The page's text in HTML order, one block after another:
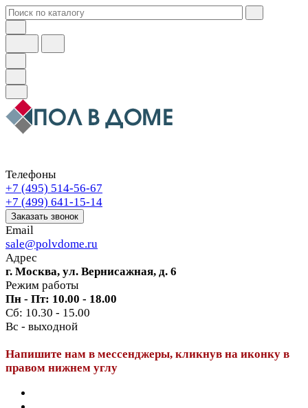
Телефоны
+7 (495) 514-56-67
+7 (499) 641-15-14
Заказать звонок
Email
sale@polvdome.ru
Адрес
г. Москва, ул. Вернисажная, д. 6
Режим работы
Пн - Пт: 10.00 - 18.00
Сб: 10.30 - 15.00
Вс - выходной
Напишите нам в мессенджеры, кликнув на иконку в
правом нижнем углу